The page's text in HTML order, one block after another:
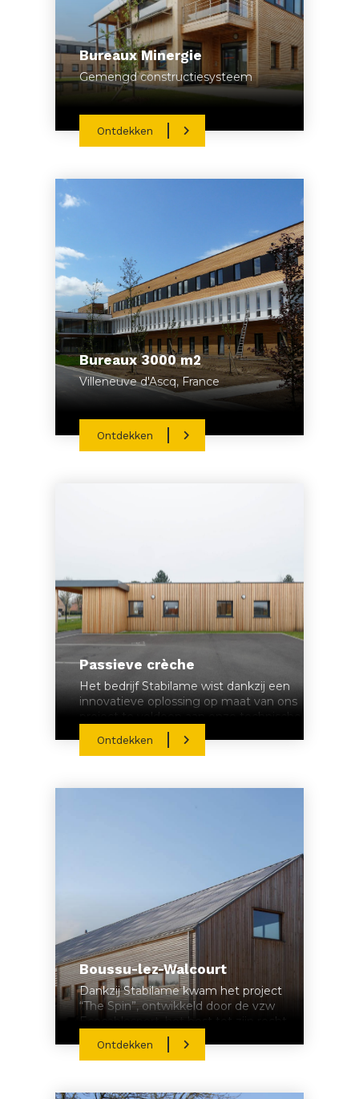
Bureaux Minergie
Gemengd constructiesysteem
Ontdekken
Bureaux 3000 m2
Villeneuve d'Ascq, France
Ontdekken
Passieve crèche
Het bedrijf Stabilame wist dankzij een
innovatieve oplossing op maat van ons
project te voldoen aan onze technische
Ontdekken
Boussu-lez-Walcourt
Dankzij Stabilame kwam het project
“The Spin”, ontwikkeld door de vzw
Ecocablesport, het best tot zijn recht.
Ontdekken